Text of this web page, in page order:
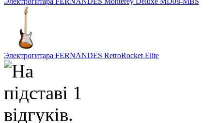
Электрогитара FERNANDES RetroRocket Elite